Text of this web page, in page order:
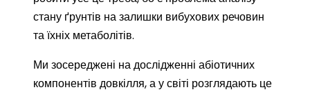
стану ґрунтів на залишки вибухових речовин
та їхніх метаболітів.
Ми зосереджені на дослідженні абіотичних
компонентів довкілля, а у світі розглядають це